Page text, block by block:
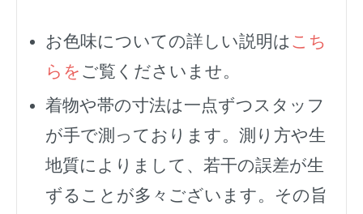
お色味についての詳しい説明は こち
らを ご覧くださいませ。
着物や帯の寸法は一点ずつスタッフ
が手で測っております。測り方や生
地質によりまして、若干の誤差が生
ずることが多々ございます。その旨